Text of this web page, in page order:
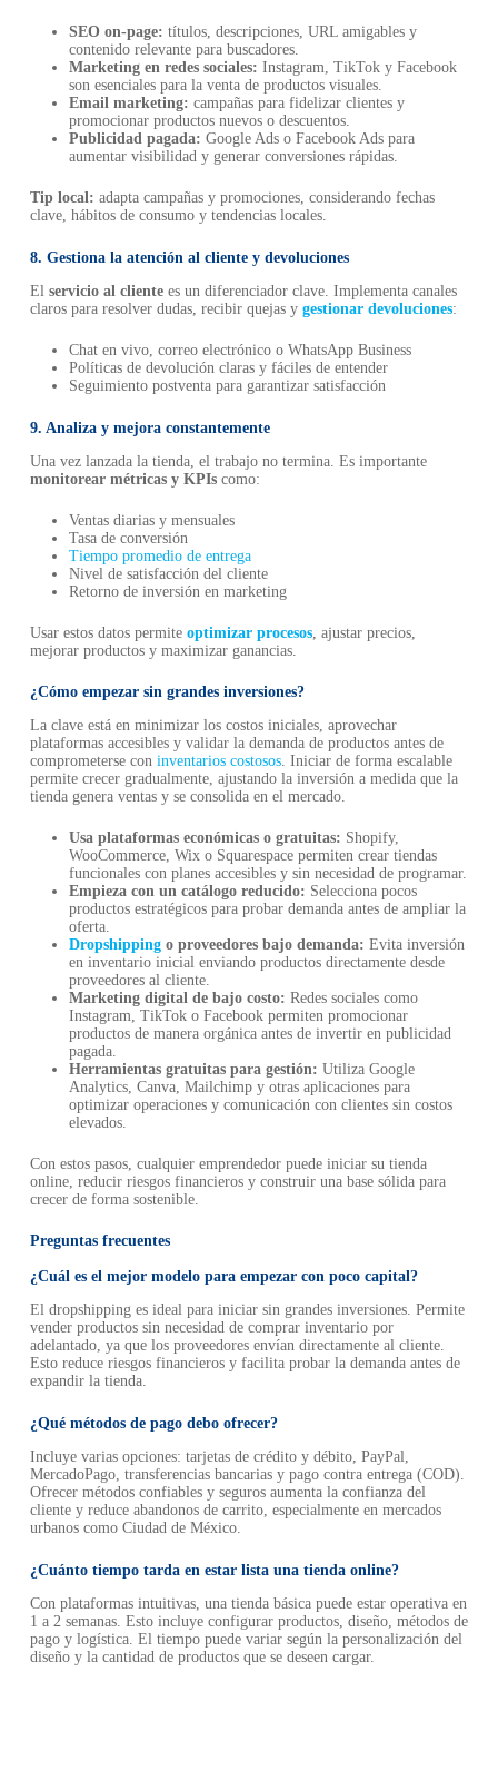
SEO on-page: títulos, descripciones, URL amigables y
contenido relevante para buscadores.
Marketing en redes sociales: Instagram, TikTok y Facebook
son esenciales para la venta de productos visuales.
Email marketing: campañas para fidelizar clientes y
promocionar productos nuevos o descuentos.
Publicidad pagada: Google Ads o Facebook Ads para
aumentar visibilidad y generar conversiones rápidas.
Tip local: adapta campañas y promociones, considerando fechas
clave, hábitos de consumo y tendencias locales.
8. Gestiona la atención al cliente y devoluciones
El servicio al clientees un diferenciador clave. Implementa canales
claros para resolver dudas, recibir quejas y gestionar devoluciones:
Chat en vivo, correo electrónico o WhatsApp Business
Políticas de devolución claras y fáciles de entender
Seguimiento postventa para garantizar satisfacción
9. Analiza y mejora constantemente
Una vez lanzada la tienda, el trabajo no termina. Es importante
monitorear métricas y KPIscomo:
Ventas diarias y mensuales
Tasa de conversión
Tiempo promedio de entrega
Nivel de satisfacción del cliente
Retorno de inversión en marketing
Usar estos datos permite optimizar procesos, ajustar precios,
mejorar productos y maximizar ganancias.
¿Cómo empezar sin grandes inversiones?
La clave está en minimizar los costos iniciales, aprovechar
plataformas accesibles y validar la demanda de productos antes de
comprometerse con inventarios costosos. Iniciar de forma escalable
permite crecer gradualmente, ajustando la inversión a medida que la
tienda genera ventas y se consolida en el mercado.
Usa plataformas económicas o gratuitas: Shopify,
WooCommerce, Wix o Squarespace permiten crear tiendas
funcionales con planes accesibles y sin necesidad de programar.
Empieza con un catálogo reducido: Selecciona pocos
productos estratégicos para probar demanda antes de ampliar la
oferta.
Dropshippingo proveedores bajo demanda: Evita inversión
en inventario inicial enviando productos directamente desde
proveedores al cliente.
Marketing digital de bajo costo: Redes sociales como
Instagram, TikTok o Facebook permiten promocionar
productos de manera orgánica antes de invertir en publicidad
pagada.
Herramientas gratuitas para gestión: Utiliza Google
Analytics, Canva, Mailchimp y otras aplicaciones para
optimizar operaciones y comunicación con clientes sin costos
elevados.
Con estos pasos, cualquier emprendedor puede iniciar su tienda
online, reducir riesgos financieros y construir una base sólida para
crecer de forma sostenible.
Preguntas frecuentes
¿Cuál es el mejor modelo para empezar con poco capital?
El dropshipping es ideal para iniciar sin grandes inversiones. Permite
vender productos sin necesidad de comprar inventario por
adelantado, ya que los proveedores envían directamente al cliente.
Esto reduce riesgos financieros y facilita probar la demanda antes de
expandir la tienda.
¿Qué métodos de pago debo ofrecer?
Incluye varias opciones: tarjetas de crédito y débito, PayPal,
MercadoPago, transferencias bancarias y pago contra entrega (COD).
Ofrecer métodos confiables y seguros aumenta la confianza del
cliente y reduce abandonos de carrito, especialmente en mercados
urbanos como Ciudad de México.
¿Cuánto tiempo tarda en estar lista una tienda online?
Con plataformas intuitivas, una tienda básica puede estar operativa en
1 a 2 semanas. Esto incluye configurar productos, diseño, métodos de
pago y logística. El tiempo puede variar según la personalización del
diseño y la cantidad de productos que se deseen cargar.